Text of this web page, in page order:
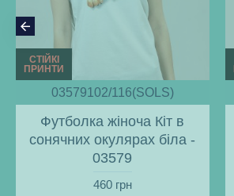
СТІЙКІ
ПРИНТИ
03579102/116(SOLS)
Футболка жіноча Кіт в
сонячних окулярах біла -
03579
460 грн